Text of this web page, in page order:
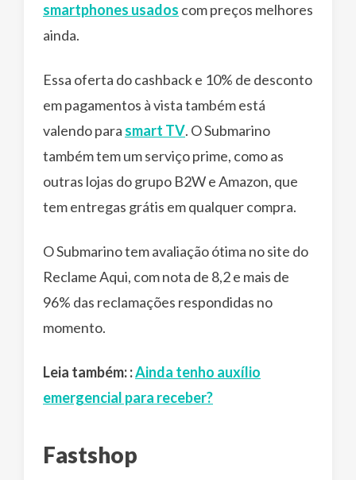
smartphones usados com preços melhores
ainda.
Essa oferta do cashback e 10% de desconto
em pagamentos à vista também está
valendo para smart TV. O Submarino
também tem um serviço prime, como as
outras lojas do grupo B2W e Amazon, que
tem entregas grátis em qualquer compra.
O Submarino tem avaliação ótima no site do
Reclame Aqui, com nota de 8,2 e mais de
96% das reclamações respondidas no
momento.
Leia também::Ainda tenho auxílio
emergencial para receber?
Fastshop